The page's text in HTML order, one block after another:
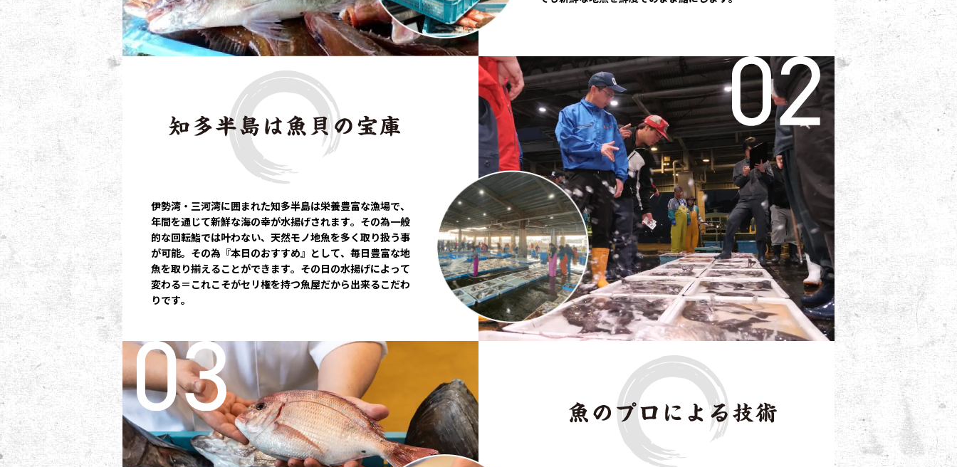
伊勢湾・三河湾に囲まれた知多半島は栄養豊富な漁場で、
年間を通じて新鮮な海の幸が水揚げされます。その為一般
的な回転鮨では叶わない、天然モノ地魚を多く取り扱う事
が可能。その為『本日のおすすめ』として、毎日豊富な地
魚を取り揃えることができます。その日の水揚げによって
変わる＝これこそがセリ権を持つ魚屋だから出来るこだわ
りです。